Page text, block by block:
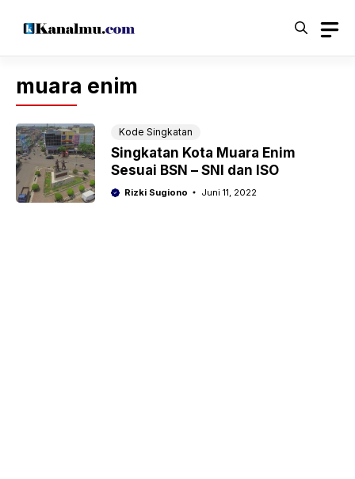
muara enim
Kode Singkatan
Singkatan Kota Muara Enim
Sesuai BSN – SNI dan ISO
Rizki Sugiono Juni 11, 2022